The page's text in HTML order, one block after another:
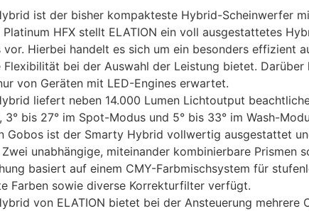
ist der bisher kompakteste Hybrid-Scheinwerfer
HFX stellt ELATION ein voll ausgestattetes
Hierbei handelt es sich um ein besonders effizient
bei der Auswahl der Leistung bietet.
von Geräten mit LED-Engines erwartet.
liefert neben 14.000 Lumen Lichtoutput
3° bis 27° im Spot-Modus und 5° bis 33° im Wash-
Gobos ist der Smarty Hybrid vollwertig ausgestattet
unabhängige, miteinander kombinierbare
basiert auf einem CMY-Farbmischsystem für
Farben sowie diverse Korrekturfilter verfügt.
von ELATION bietet bei der Ansteuerung